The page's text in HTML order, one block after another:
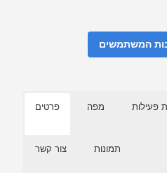
המשתמשים
פרטים מפה פעילות
צור קשר תמונות